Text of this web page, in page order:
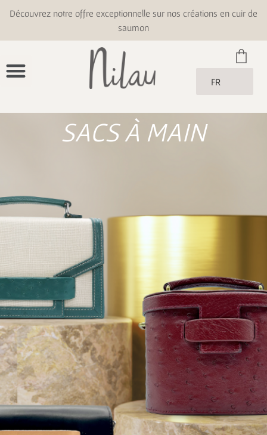
Découvrez notre offre exceptionnelle sur nos créations en cuir de
saumon
FR
SACS À MAIN